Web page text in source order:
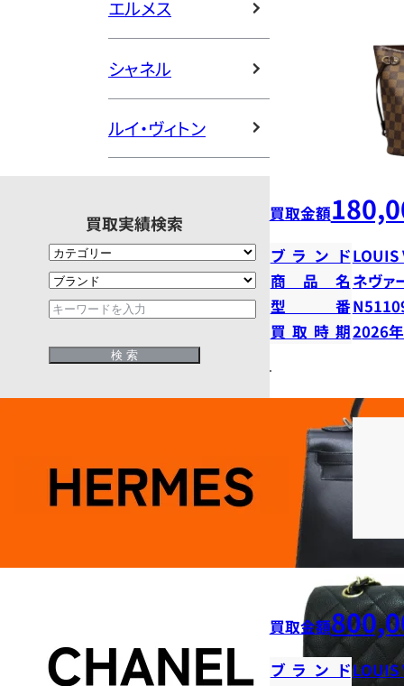
エルメス
シャネル
ルイ・ヴィトン
買取実績検索 買取金額
ブランドLOUIS
商品名 ネヴァ
型番
買取時期2026
買取金額
ブランドLOUIS